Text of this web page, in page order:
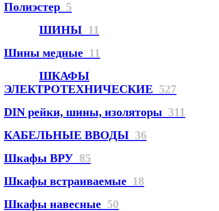
Полиэстер 5
ШИНЫ 11
Шины медные 11
ШКАФЫ
ЭЛЕКТРОТЕХНИЧЕСКИЕ 527
DIN рейки, шины, изоляторы 311
КАБЕЛЬНЫЕ ВВОДЫ 36
Шкафы ВРУ 85
Шкафы встраиваемые 18
Шкафы навесные 50